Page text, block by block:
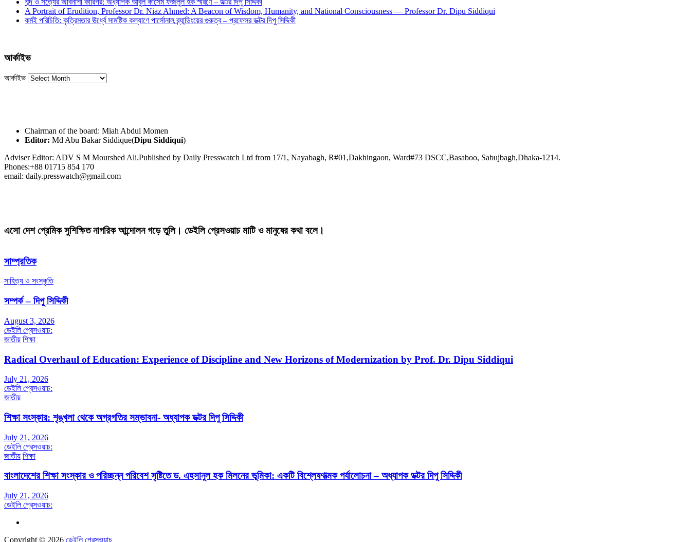
শব্দ ও সত্যের অবিনাশী কারিগর: অধ্যাপক আবুল কাসেম ফজলুল হক স্মরণে – ডক্টর দিপু সিদ্দিকী
A Portrait of Erudition, Professor Dr. Niaz Ahmed: A Beacon of Wisdom, Humanity, and National Consciousness — Professor Dr. Dipu Siddiqui
কর্মই পরিচিতি: কৃত্রিমতার ঊর্ধ্বে সামষ্টিক কল্যাণে পার্সোনাল ব্র্যান্ডিংয়ের গুরুত্ব – প্রফেসর ডক্টর দিপু সিদ্দিকী
আর্কাইভ
আর্কাইভ
Chairman of the board: Miah Abdul Momen
Editor: Md Abu Bakar Siddique(Dipu Siddiqui)
Adviser Editor: ADV S M Mourshed Ali.Published by Daily Presswatch Ltd from 17/1, Nayabagh, R#01,Dakhingaon, Ward#73 DSCC,Basaboo, Sabujbagh,Dhaka-1214.
Phones:+88 01715 854 170
email: daily.presswatch@gmail.com
এসো দেশ প্রেমিক সুশিক্ষিত নাগরিক আন্দোলন গড়ে তুলি। ডেইলি প্রেসওয়াচ মাটি ও মানুষের কথা বলে।
সাম্প্রতিক
সাহিত্য ও সংস্কৃতি
সম্পর্ক – দিপু সিদ্দিকী
August 3, 2026
ডেইলি প্রেসওয়াচ:
জাতীয় শিক্ষা
Radical Overhaul of Education: Experience of Discipline and New Horizons of Modernization by Prof. Dr. Dipu Siddiqui
July 21, 2026
ডেইলি প্রেসওয়াচ:
জাতীয়
শিক্ষা সংস্কার: শৃঙ্খলা থেকে অগ্রগতির সম্ভাবনা- অধ্যাপক ডক্টর দিপু সিদ্দিকী
July 21, 2026
ডেইলি প্রেসওয়াচ:
জাতীয় শিক্ষা
বাংলাদেশের শিক্ষা সংস্কার ও পরিচ্ছন্ন পরিবেশ সৃষ্টিতে ড. এহসানুল হক মিলনের ভূমিকা: একটি বিশ্লেষণাত্মক পর্যালোচনা – অধ্যাপক ডক্টর দিপু সিদ্দিকী
July 21, 2026
ডেইলি প্রেসওয়াচ:
Copyright © 2026 ডেইলি প্রেসওয়াচ